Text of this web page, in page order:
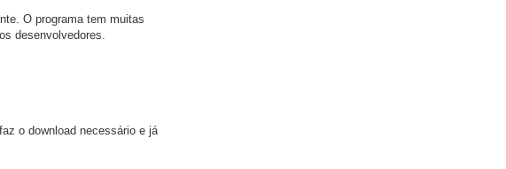
O programa tem muitas
desenvolvedores.
o download necessário e já